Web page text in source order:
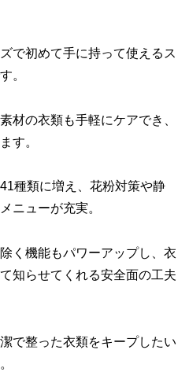
で初めて手に持って使えるス
。
材の衣類も手軽にケアでき、
す。
種類に増え、花粉対策や静
ニューが充実。
く機能もパワーアップし、衣
知らせてくれる安全面の工夫
で整った衣類をキープしたい